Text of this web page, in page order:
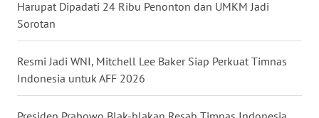
Harupat Dipadati 24 Ribu Penonton dan UMKM Jadi
Sorotan
Resmi Jadi WNI, Mitchell Lee Baker Siap Perkuat Timnas
Indonesia untuk AFF 2026
WN
LAMPUNG
WN
JATENG